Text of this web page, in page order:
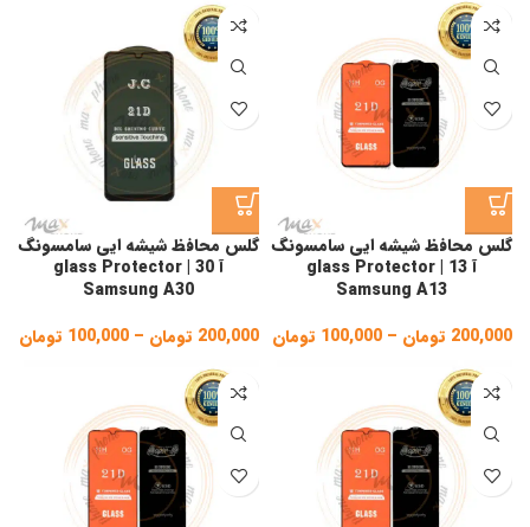
100,000 تومان
through
200,000 تومان
گلس محافظ شیشه ایی سامسونگ
آ 13 | glass Protector
Samsung A13
200,000 تومان –
100,000 تومان Price
100,000 تومان
through
200,000 تومان
گلس محافظ شیشه ایی سامسونگ
آ 30 | glass Protector
Samsung A30
200,000 تومان –
100,000 تومان